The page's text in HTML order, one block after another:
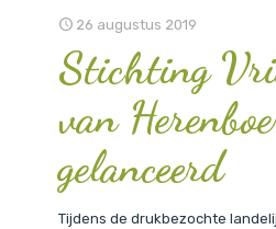
26 augustus 2019
Stichting
van
gelanceerd
Tijdens de drukbezochte